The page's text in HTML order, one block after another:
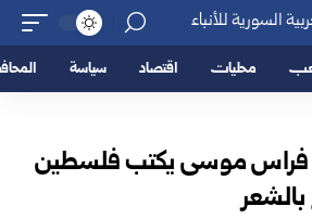
محليات اقتصاد سياسة
فراس موسى يكتب فلسطين